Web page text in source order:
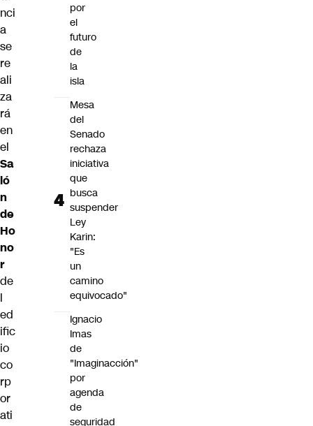
nci
a
se
re
ali
za
rá
en
el
Sa
ló
n
de
Ho
no
r
de
l
ed
ific
io
co
rp
or
ati
por
el
futuro
de
la
isla
Mesa
del
Senado
rechaza
iniciativa
que
busca
suspender
Ley
Karin:
"Es
un
camino
equivocado"
Ignacio
Imas
de
"Imaginacción"
por
agenda
de
seguridad